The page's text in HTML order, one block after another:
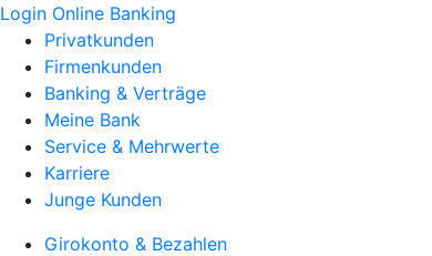
Login Online Banking
Privatkunden
Firmenkunden
Banking & Verträge
Meine Bank
Service & Mehrwerte
Karriere
Junge Kunden
Girokonto & Bezahlen